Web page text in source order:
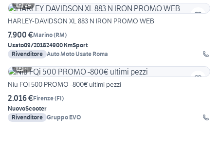
24
HARLEY-DAVIDSON XL 883 N IRON PROMO WEB
7.900 €Marino(RM)
Usato09/201824900 KmSport
Rivenditore Auto Moto Usate Roma
4
Niu FQi 500 PROMO -800€ ultimi pezzi
2.016 €Firenze(FI)
NuovoScooter
Rivenditore Gruppo EVO